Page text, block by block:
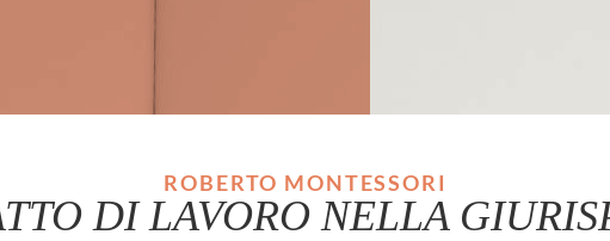
ROBERTO MONTESSORI
DI LAVORO NELLA